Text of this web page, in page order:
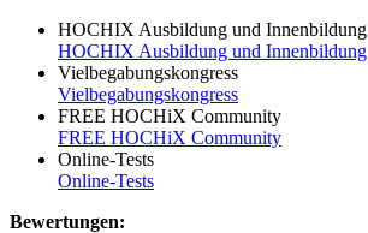
HOCHIX Ausbildung und Innenbildung
HOCHIX Ausbildung und Innenbildung
Vielbegabungskongress
Vielbegabungskongress
FREE HOCHiX Community
FREE HOCHiX Community
Online-Tests
Online-Tests
Bewertungen: